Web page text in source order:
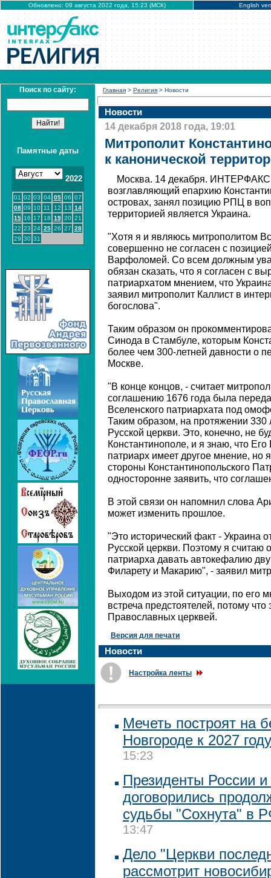
Обновлено: 09 августа 2022 года, 15:23 (МСК) English
Поиск по сайту:
Памятные даты
2022
01 02 03 04 05 06 07
08 09 10 11 12 13 14
15 16 17 18 19 20 21
22 23 24 25 26 27 28
29 30 31
Главная > Религия > Новости
Новости
14 декабря 2018 года, 19:01
Митрополит
к канонической
Москва. 14 декабря. ИНТЕРФАКС
возглавляющий епархию
островах, занял позицию РПЦ в
территорией является Украина.
"Хотя я и являюсь митрополитом
совершенно не согласен с
Варфоломей. Со всем должным
обязан сказать, что я согласен с
патриархатом мнением, что
заявил митрополит Каллист в
богослова".
Таким образом он
Синода в Стамбуле, которым
более чем 300-летней давности о
Москве.
"В конце концов, - считает
соглашению 1676 года была
Вселенского патриархата под
Таким образом, на протяжении 330
Русской церкви. Это, конечно, не
Константинополе, и я знаю, что
патриарх имеет другое мнение, но
стороны Константинопольского
односторонне заявить, что
В этой связи он напомнил слова
может изменить прошлое.
"Это исторический факт - Украина
Русской церкви. Поэтому я считаю
патриарха давать автокефалию
Филарету и Макарию", - заявил
Выходом из этой ситуации, по его
встреча предстоятелей, потому
Православных церквей.
Версия для печати
Новости
Настройка ленты
Мечеть построят на
Новгороде к 2027 году
15:23
Президенты России
договорились
судьбы "Сохнута" в
13:47
Дело "Церкви
рассмотрит